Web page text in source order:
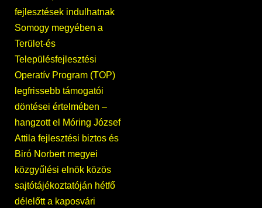
fejlesztések indulhatnak
Somogy megyében a
Terület-és
Településfejlesztési
Operatív Program (TOP)
legfrissebb támogatói
döntései értelmében –
hangzott el Móring József
Attila fejlesztési biztos és
Biró Norbert megyei
közgyűlési elnök közös
sajtótájékoztatóján hétfő
délelőtt a kaposvári